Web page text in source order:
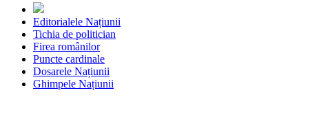
Editorialele Națiunii
Tichia de politician
Firea românilor
Puncte cardinale
Dosarele Națiunii
Ghimpele Națiunii